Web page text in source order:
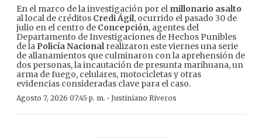
En el marco de la investigación por el millonario asalto
al local de créditos Credi Ágil, ocurrido el pasado 30 de
julio en el centro de Concepción, agentes del
Departamento de Investigaciones de Hechos Punibles
de la Policía Nacionalrealizaron este viernes una serie
de allanamientos que culminaron con la aprehensión de
dos personas, la incautación de presunta marihuana, un
arma de fuego, celulares, motocicletas y otras
evidencias consideradas clave para el caso.
Agosto 7, 2026 07:45 p. m. · Justiniano Riveros